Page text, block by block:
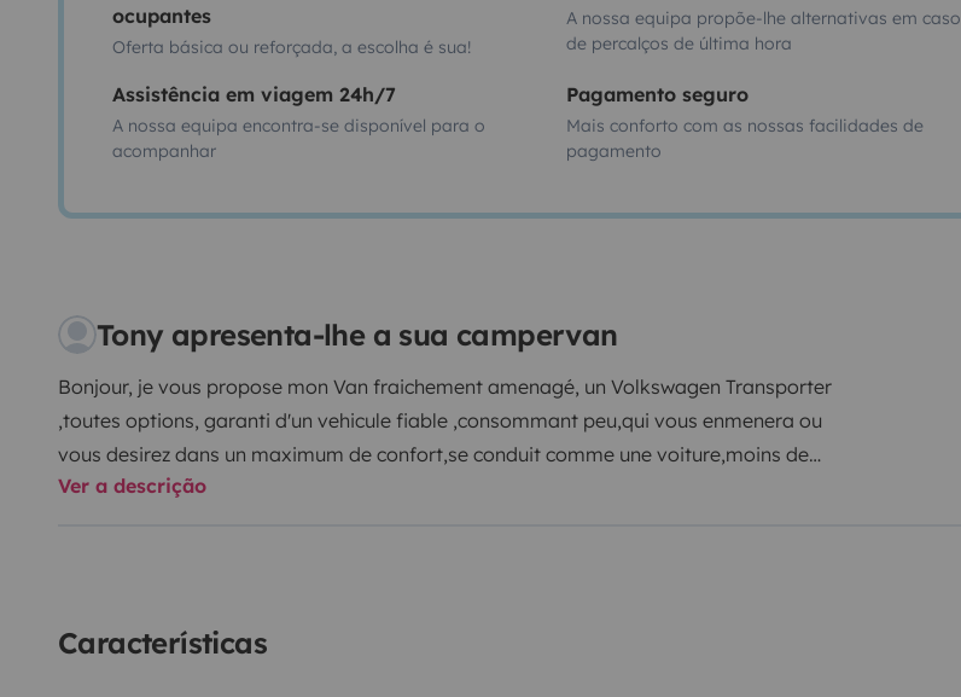
ocupantes
Oferta básica ou reforçada, a escolha é sua!
A nossa equipa propõe-lhe alternativas em caso
de percalços de última hora
Assistência em viagem 24h/7
A nossa equipa encontra-se disponível para o
acompanhar
Pagamento seguro
Mais conforto com as nossas facilidades de
pagamento
Tony apresenta-lhe a sua campervan
Bonjour, je vous propose mon Van fraichement amenagé, un Volkswagen Transporter
,toutes options, garanti d'un vehicule fiable ,consommant peu,qui vous enmenera ou
vous desirez dans un maximum de confort,se conduit comme une voiture,moins de
1,90m maniable et discret
vos appareils ) .
Ver a descrição
Características